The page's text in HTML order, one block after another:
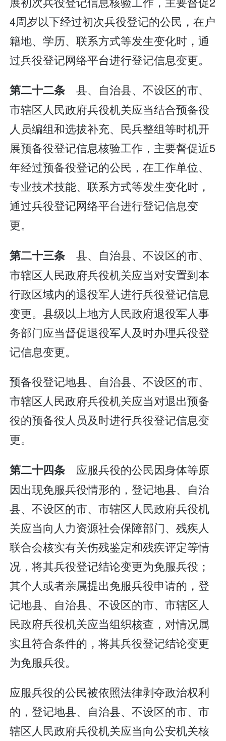
4周岁以下经过初次兵役登记的公民，在户
籍地、学历、联系方式等发生变化时，通
过兵役登记网络平台进行登记信息变更。
第二十二条 县、自治县、不设区的市、
市辖区人民政府兵役机关应当结合预备役
人员编组和选拔补充、民兵整组等时机开
展预备役登记信息核验工作，主要督促近5
年经过预备役登记的公民，在工作单位、
专业技术技能、联系方式等发生变化时，
通过兵役登记网络平台进行登记信息变
更。
第二十三条 县、自治县、不设区的市、
市辖区人民政府兵役机关应当对安置到本
行政区域内的退役军人进行兵役登记信息
变更。县级以上地方人民政府退役军人事
务部门应当督促退役军人及时办理兵役登
记信息变更。
预备役登记地县、自治县、不设区的市、
市辖区人民政府兵役机关应当对退出预备
役的预备役人员及时进行兵役登记信息变
更。
第二十四条 应服兵役的公民因身体等原
因出现免服兵役情形的，登记地县、自治
县、不设区的市、市辖区人民政府兵役机
关应当向人力资源社会保障部门、残疾人
联合会核实有关伤残鉴定和残疾评定等情
况，将其兵役登记结论变更为免服兵役；
其个人或者亲属提出免服兵役申请的，登
记地县、自治县、不设区的市、市辖区人
民政府兵役机关应当组织核查，对情况属
实且符合条件的，将其兵役登记结论变更
为免服兵役。
应服兵役的公民被依照法律剥夺政治权利
的，登记地县、自治县、不设区的市、市
辖区人民政府兵役机关应当向公安机关核